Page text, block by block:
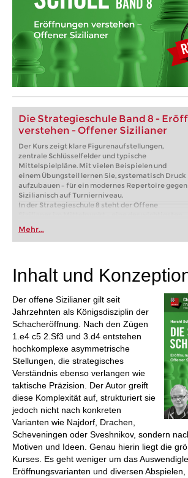
Die Strategieschule Band 8 -
verstehen - Offener Sizilianer
Der Kurs zeigt klare Figurenaufstellungen,
zentrale Schlüsselfelder und typische
Mittelspielpläne. Mit vielen Beispielen und
einem Übungsteil lernen Sie, systematisch Druck
aufzubauen – für ein modernes Repertoire gegen
Sizilianisch auf Turnierniveau.
In der Strategieschule 8 steht der Offene
und dynamischsten Eröffnungen im modernen
Schach. Statt Varianten bis ins letzte Detail
auswendig zu lernen, vermittelt dieser Kurs
und mit gesundem Selbstvertrauen ans Brett
gehen. Ziel ist es, strategisches Verständnis und
taktische Schlagkraft zu entwickeln, nicht bloß
Theorie zu reproduzieren.
Kostenloses Beispielvideo:Einführung
Kostenloses Beispielvideo:Figurenopfer auf d5
Mehr...
Inhalt und
Der offene Sizilianer gilt seit
Jahrzehnten als Königsdisziplin der
Schacheröffnung. Nach den Zügen
1.e4 c5 2.Sf3 und 3.d4 entstehen
hochkomplexe asymmetrische
Stellungen, die strategisches
Verständnis ebenso verlangen wie
taktische Präzision. Der Autor greift
diese Komplexität auf, strukturiert sie
jedoch nicht nach konkreten
Varianten wie Najdorf, Drachen,
Scheveningen oder Sveshnikov, sondern
Motiven und Ideen. Genau hierin liegt die
Kurses. Es geht weniger um das
Eröffnungsvarianten und diversen